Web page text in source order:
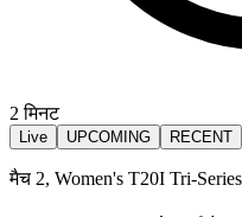
2 मिनट
Live UPCOMING RECENT
मैच 2, Women's T20I Tri-